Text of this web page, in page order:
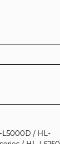
L5000D / HL-